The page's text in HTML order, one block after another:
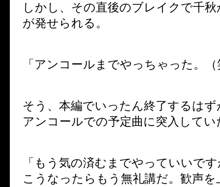
しかし、その直後のブレイクで千
が発せられる。
「アンコールまでやっちゃった。
そう、本編でいったん終了するは
アンコールでの予定曲に突入してい
「もう気の済むまでやっていいで
こうなったらもう無礼講だ。歓声